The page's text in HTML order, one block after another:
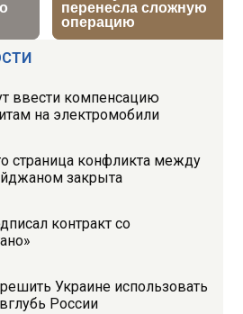
ввести компенсацию
на электромобили
страница конфликта между
закрыта
контракт со
Украине использовать
России